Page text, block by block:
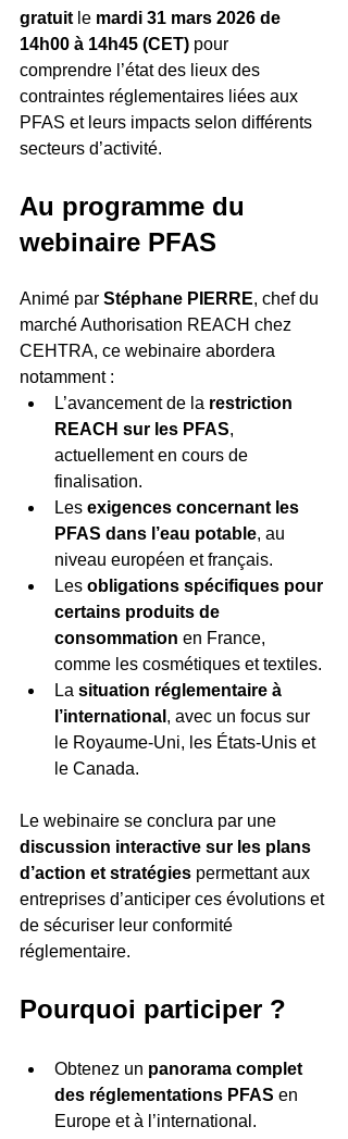
gratuit le mardi 31 mars 2026 de
14h00 à 14h45 (CET) pour
comprendre l’état des lieux des
contraintes réglementaires liées aux
PFAS et leurs impacts selon différents
secteurs d’activité.
Au programme du
webinaire PFAS
Animé par Stéphane PIERRE, chef du
marché Authorisation REACH chez
CEHTRA, ce webinaire abordera
notamment :
L’avancement de la restriction
REACH sur les PFAS,
actuellement en cours de
finalisation.
Les exigences concernant les
PFAS dans l’eau potable, au
niveau européen et français.
Les obligations spécifiques pour
certains produits de
consommation en France,
comme les cosmétiques et textiles.
La situation réglementaire à
l’international , avec un focus sur
le Royaume-Uni, les États-Unis et
le Canada.
Le webinaire se conclura par une
discussion interactive sur les plans
d’action et stratégies permettant aux
entreprises d’anticiper ces évolutions et
de sécuriser leur conformité
réglementaire.
Pourquoi participer ?
Obtenez un panorama complet
des réglementations PFAS en
Europe et à l’international.